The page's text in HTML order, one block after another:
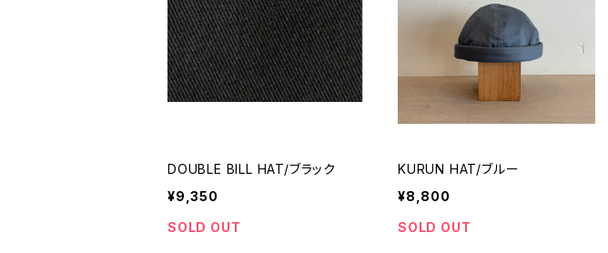
DOUBLE BILL HAT/ブラック
¥9,350
SOLD OUT
KURUN HAT/ブルー
¥8,800
SOLD OUT